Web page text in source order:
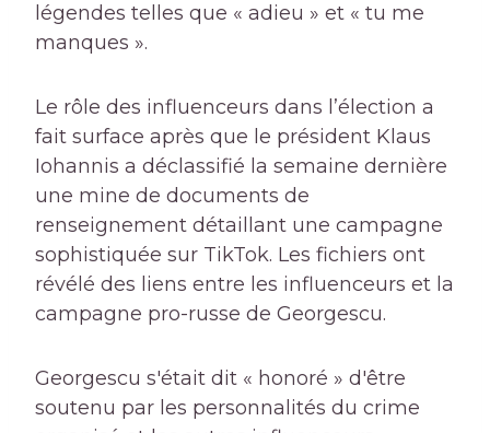
légendes telles que « adieu » et « tu me
manques ».
Le rôle des influenceurs dans l’élection a
fait surface après que le président Klaus
Iohannis a déclassifié la semaine dernière
une mine de documents de
renseignement détaillant une campagne
sophistiquée sur TikTok. Les fichiers ont
révélé des liens entre les influenceurs et la
campagne pro-russe de Georgescu.
Georgescu s'était dit « honoré » d'être
soutenu par les personnalités du crime